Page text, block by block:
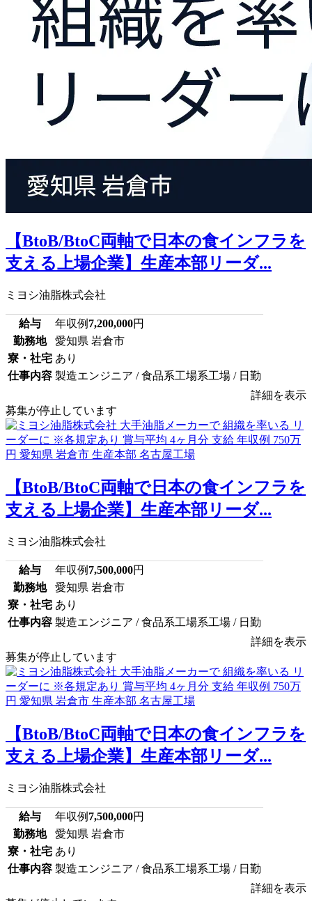
【BtoB/BtoC両軸で日本の食インフラを
支える上場企業】生産本部リーダ...
ミヨシ油脂株式会社
給与 年収例 7,200,000円
勤務地
愛知県 岩倉市
寮・社宅 あり
仕事内容 製造エンジニア / 食品系工場系工場 / 日勤
詳細を表示
募集が停止しています
【BtoB/BtoC両軸で日本の食インフラを
支える上場企業】生産本部リーダ...
ミヨシ油脂株式会社
給与 年収例 7,500,000円
勤務地
愛知県 岩倉市
寮・社宅 あり
仕事内容 製造エンジニア / 食品系工場系工場 / 日勤
詳細を表示
募集が停止しています
【BtoB/BtoC両軸で日本の食インフラを
支える上場企業】生産本部リーダ...
ミヨシ油脂株式会社
給与 年収例 7,500,000円
勤務地
愛知県 岩倉市
寮・社宅 あり
仕事内容 製造エンジニア / 食品系工場系工場 / 日勤
詳細を表示